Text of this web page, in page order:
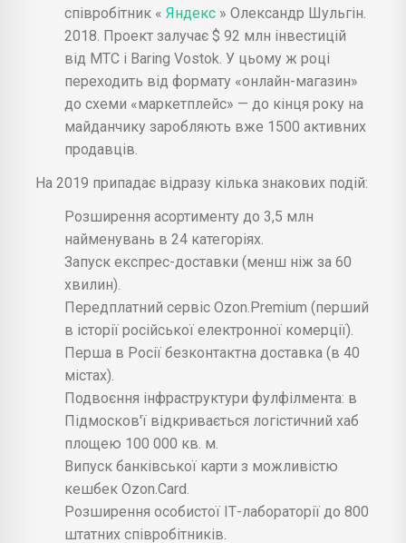
співробітник « Яндекс » Олександр Шульгін.
2018. Проект залучає $ 92 млн інвестицій
від МТС і Baring Vostok. У цьому ж році
переходить від формату «онлайн-магазин»
до схеми «маркетплейс» — до кінця року на
майданчику заробляють вже 1500 активних
продавців.
На 2019 припадає відразу кілька знакових подій:
Розширення асортименту до 3,5 млн
найменувань в 24 категоріях.
Запуск експрес-доставки (менш ніж за 60
хвилин).
Передплатний сервіс Ozon.Premium (перший
в історії російської електронної комерції).
Перша в Росії безконтактна доставка (в 40
містах).
Подвоєння інфраструктури фулфілмента: в
Підмосков'ї відкривається логістичний хаб
площею 100 000 кв. м.
Випуск банківської карти з можливістю
кешбек Ozon.Card.
Розширення особистої ІТ-лабораторії до 800
штатних співробітників.